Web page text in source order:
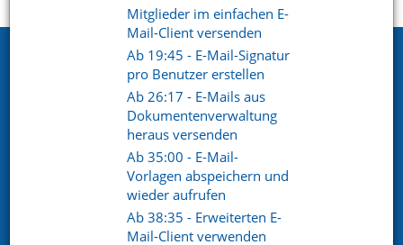
Mitglieder im einfachen E-
Mail-Client versenden
Ab 19:45 - E-Mail-Signatur
pro Benutzer erstellen
Ab 26:17 - E-Mails aus
Dokumentenverwaltung
heraus versenden
Ab 35:00 - E-Mail-
Vorlagen abspeichern und
wieder aufrufen
Ab 38:35 - Erweiterten E-
Mail-Client verwenden
84307 Eggenfelden
Telefon. +49 (0) 8721 / 50648-89
info@netxp-verein.de